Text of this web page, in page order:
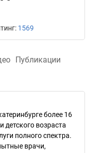
1569
Публикации
более 16
детского возраста
полного спектра.
врачи,